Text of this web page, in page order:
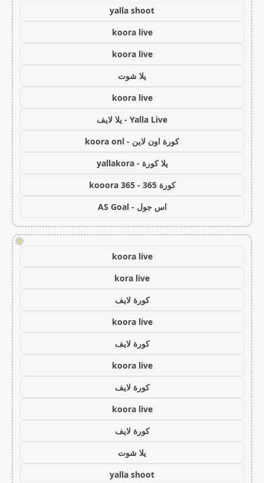
yalla shoot
koora live
koora live
يلا شوت
koora live
Yalla Live - يلا لايف
كورة اون لاين - koora onl
يلا كورة - yallakora
كورة 365 - kooora 365
اس جول - AS Goal
!
koora live
kora live
كورة لايف
koora live
كورة لايف
koora live
كورة لايف
koora live
كورة لايف
يلا شوت
yalla shoot